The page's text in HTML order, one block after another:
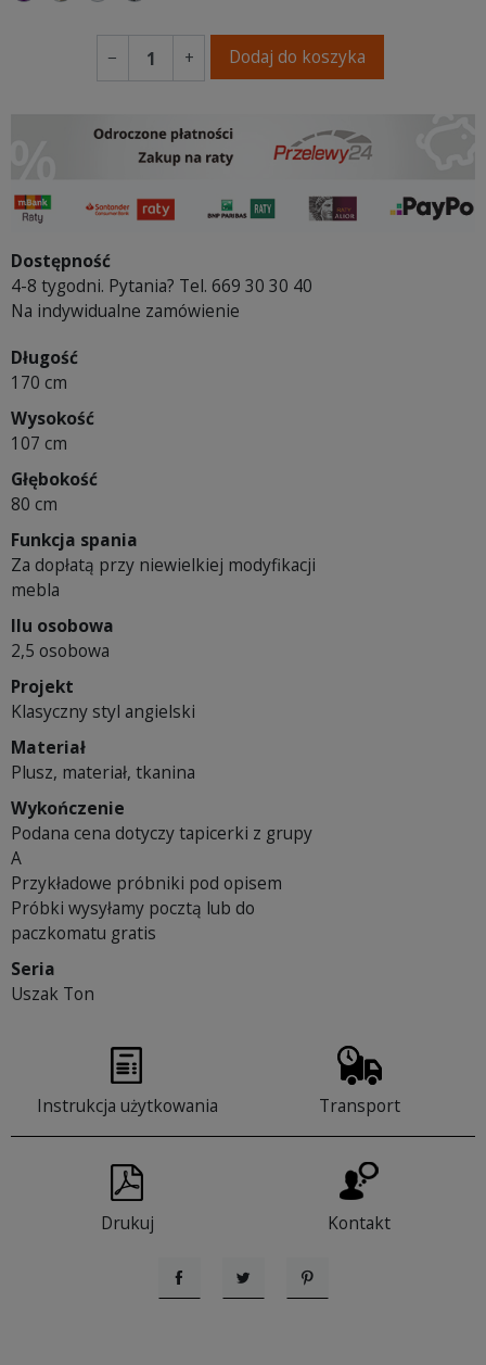
− + Dodaj do koszyka
Dostępność
4-8 tygodni. Pytania? Tel. 669 30 30 40
Na indywidualne zamówienie
Długość
170 cm
Wysokość
107 cm
Głębokość
80 cm
Funkcja spania
Za dopłatą przy niewielkiej modyfikacji
mebla
Ilu osobowa
2,5 osobowa
Projekt
Klasyczny styl angielski
Materiał
Plusz, materiał, tkanina
Wykończenie
Podana cena dotyczy tapicerki z grupy
A
Przykładowe próbniki pod opisem
Próbki wysyłamy pocztą lub do
paczkomatu gratis
Seria
Uszak Ton
Instrukcja użytkowania Transport
Drukuj Kontakt
UdostępnijTweetujPinterest